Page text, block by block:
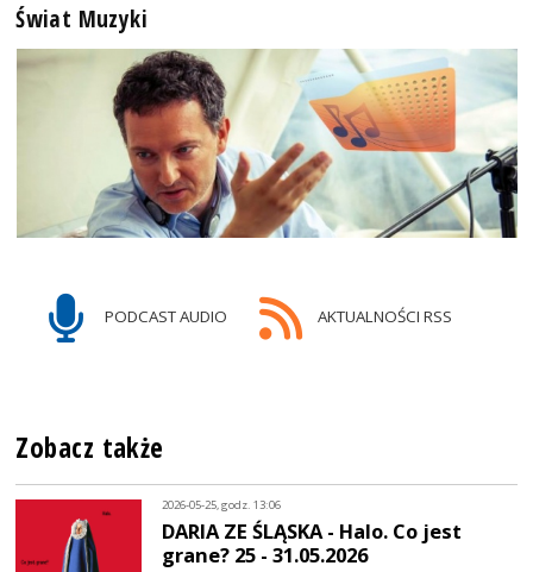
Świat Muzyki
PODCAST AUDIO AKTUALNOŚCI RSS
Zobacz także
2026-05-25, godz. 13:06
DARIA ZE ŚLĄSKA - Halo. Co jest
grane? 25 - 31.05.2026